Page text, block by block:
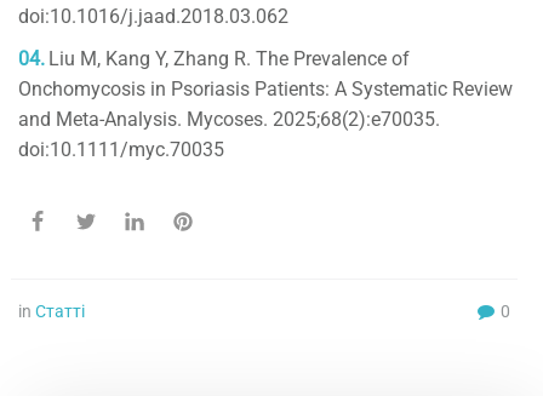
doi:10.1016/j.jaad.2018.03.062
Liu M, Kang Y, Zhang R. The Prevalence of
Onchomycosis in Psoriasis Patients: A Systematic Review
and Meta-Analysis. Mycoses. 2025;68(2):e70035.
doi:10.1111/myc.70035
in Статті 0